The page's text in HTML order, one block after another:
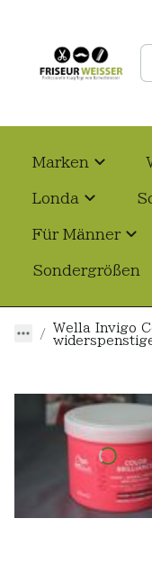
Marken
Londa
Für Männer
Sondergrößen
Wella Invigo